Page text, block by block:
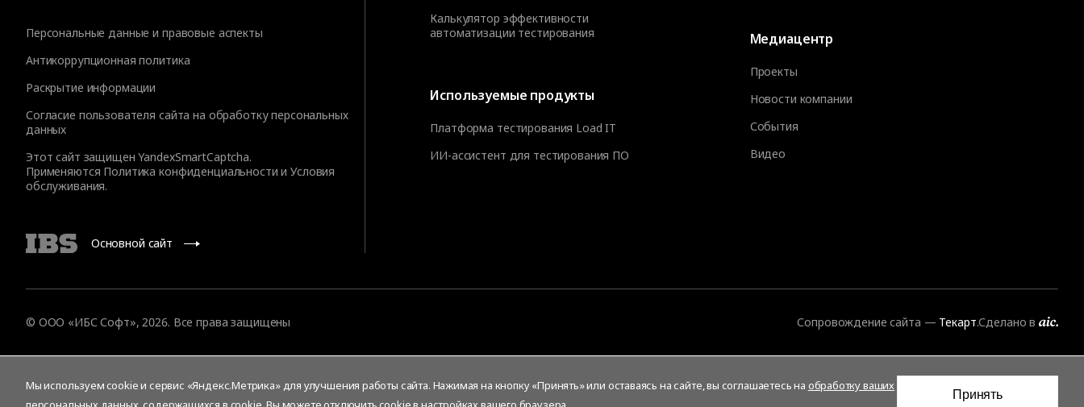
Персональные данные и правовые аспекты
Антикоррупционная политика
Раскрытие информации
Согласие пользователя сайта на обработку персональных
данных
Этот сайт защищен YandexSmartCaptcha.
Применяются Политика конфиденциальности иУсловия
обслуживания.
Калькулятор эффективности
автоматизации тестирования
Используемые продукты
Платформа тестирования Load IT
ИИ-ассистент для тестирования ПО
Медиацентр
Проекты
Новости компании
События
Видео
Основной сайт
© ООО «ИБС Софт», 2026. Все права защищены Сопровождение сайта — Текарт.Сделано в
Мы используем cookie и сервис «Яндекс.Метрика» для улучшения работы сайта. Нажимая на кнопку «Принять» или оставаясь на сайте, вы соглашаетесь на обработку ваших
Принять